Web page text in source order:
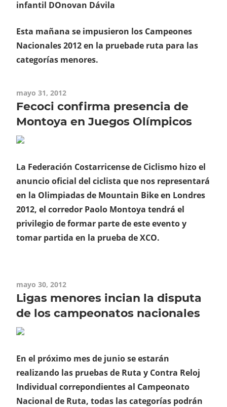
infantil DOnovan Dávila
Esta mañana se impusieron los Campeones
Nacionales 2012 en la pruebade ruta para las
categorías menores.
mayo 31, 2012
Fecoci confirma presencia de
Montoya en Juegos Olímpicos
La Federación Costarricense de Ciclismo hizo el
anuncio oficial del ciclista que nos representará
en la Olimpiadas de Mountain Bike en Londres
2012, el corredor Paolo Montoya tendrá el
privilegio de formar parte de este evento y
tomar partida en la prueba de XCO.
mayo 30, 2012
Ligas menores incian la disputa
de los campeonatos nacionales
En el próximo mes de junio se estarán
realizando las pruebas de Ruta y Contra Reloj
Individual correpondientes al Campeonato
Nacional de Ruta, todas las categorías podrán